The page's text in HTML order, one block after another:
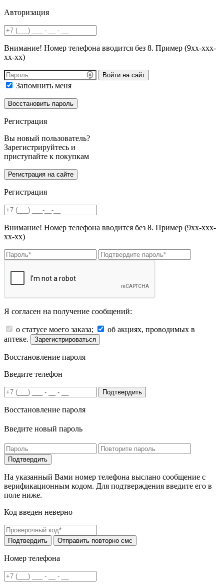
Авторизация
Внимание! Номер телефона вводится без 8. Пример (9хх-ххх-
хх-хх)
Войти на сайт
Запомнить меня
Регистрация
Вы новый пользователь?
Зарегистрируйтесь и
приступайте к покупкам
Регистрация
Внимание! Номер телефона вводится без 8. Пример (9хх-ххх-
хх-хх)
Я согласен на получение сообщений:
о статусе моего заказа;
об акциях, проводимых в
аптеке.
Зарегистрироваться
Восстановление пароля
Введите телефон
Подтвердить
Восстановление пароля
Введите новый пароль
На указанный Вами номер телефона выслано сообщение с
верификационным кодом. Для подтверждения введите его в
поле ниже.
Код введен неверно
Номер телефона